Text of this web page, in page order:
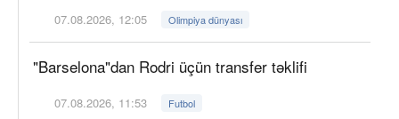
07.08.2026, 12:05 Olimpiya dünyası
"Barselona"dan Rodri üçün transfer təklifi
07.08.2026, 11:53 Futbol